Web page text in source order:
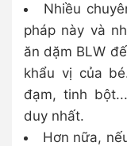
Nhiều
pháp này và
ăn dặm BLW
khẩu vị của
đạm, tinh
duy nhất.
Hơn nữa,